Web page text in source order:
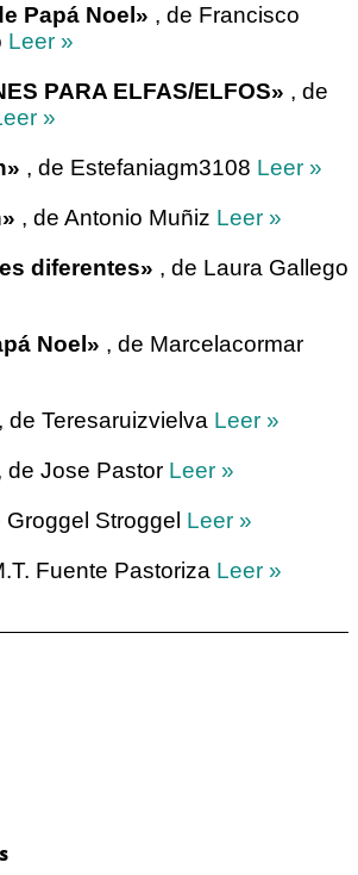
Papá Noel» , de Francisco
Leer »
PARA ELFAS/ELFOS» , de
»
, de Estefaniagm3108 Leer »
, de Antonio Muñiz Leer »
diferentes» , de Laura Gallego
Noel» , de Marcelacormar
, de Teresaruizvielva Leer »
de Jose Pastor Leer »
Groggel Stroggel Leer »
Fuente Pastoriza Leer »